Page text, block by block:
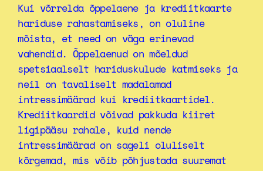
Kui võrrelda õppelaene ja krediitkaarte
hariduse rahastamiseks, on oluline
mõista, et need on väga erinevad
vahendid. Õppelaenud on mõeldud
spetsiaalselt hariduskulude katmiseks ja
neil on tavaliselt madalamad
intressimäärad kui krediitkaartidel.
Krediitkaardid võivad pakkuda kiiret
ligipääsu rahale, kuid nende
intressimäärad on sageli oluliselt
kõrgemad, mis võib põhjustada suuremat